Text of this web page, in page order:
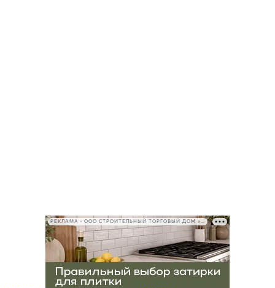
РЕКЛАМА • ООО СТРОИТЕЛЬНЫЙ ТОРГОВЫЙ ДОМ «ПЕТРОВИЧ», ИНН 7802348846